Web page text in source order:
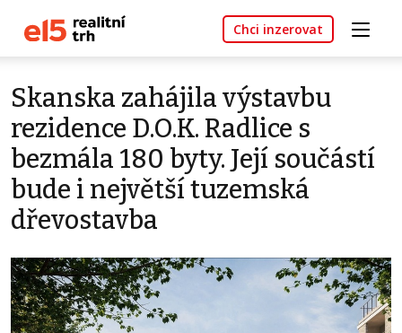
Chci inzerovat
Skanska zahájila výstavbu
rezidence D.O.K. Radlice s
bezmála 180 byty. Její součástí
bude i největší tuzemská
dřevostavba